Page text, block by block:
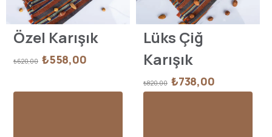
Özel Karışık
₺620,00 ₺558,00
Lüks Çiğ
Karışık
₺820,00 ₺738,00